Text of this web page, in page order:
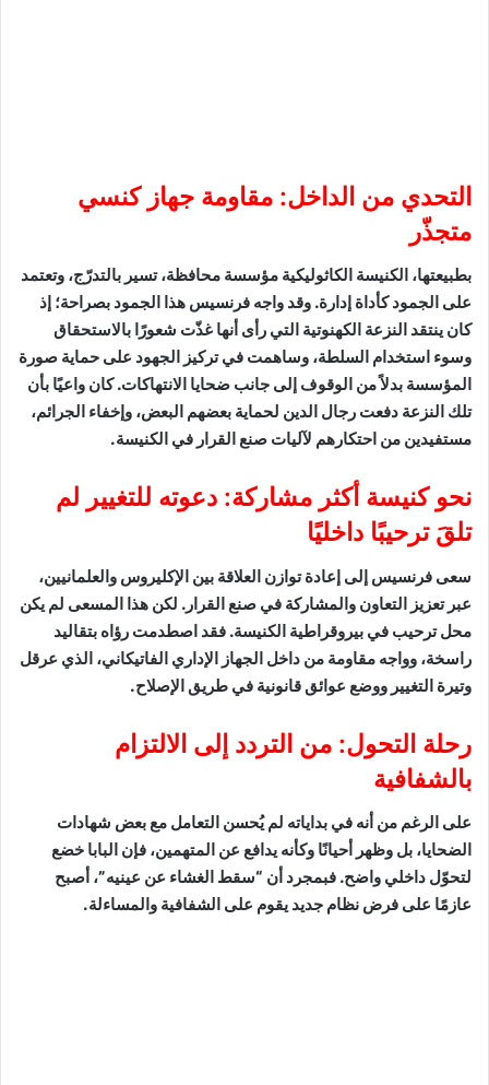
التحدي من الداخل: مقاومة جهاز كنسي
متجذّر
بطبيعتها، الكنيسة الكاثوليكية مؤسسة محافظة، تسير بالتدرّج، وتعتمد
على الجمود كأداة إدارة. وقد واجه فرنسيس هذا الجمود بصراحة؛ إذ
كان ينتقد النزعة الكهنوتية التي رأى أنها غذّت شعورًا بالاستحقاق
وسوء استخدام السلطة، وساهمت في تركيز الجهود على حماية صورة
المؤسسة بدلاً من الوقوف إلى جانب ضحايا الانتهاكات. كان واعيًا بأن
تلك النزعة دفعت رجال الدين لحماية بعضهم البعض، وإخفاء الجرائم،
مستفيدين من احتكارهم لآليات صنع القرار في الكنيسة.
نحو كنيسة أكثر مشاركة: دعوته للتغيير لم
تلقَ ترحيبًا داخليًا
سعى فرنسيس إلى إعادة توازن العلاقة بين الإكليروس والعلمانيين،
عبر تعزيز التعاون والمشاركة في صنع القرار. لكن هذا المسعى لم يكن
محل ترحيب في بيروقراطية الكنيسة. فقد اصطدمت رؤاه بتقاليد
راسخة، وواجه مقاومة من داخل الجهاز الإداري الفاتيكاني، الذي عرقل
وتيرة التغيير ووضع عوائق قانونية في طريق الإصلاح.
رحلة التحول: من التردد إلى الالتزام
بالشفافية
على الرغم من أنه في بداياته لم يُحسن التعامل مع بعض شهادات
الضحايا، بل وظهر أحيانًا وكأنه يدافع عن المتهمين، فإن البابا خضع
لتحوّل داخلي واضح. فبمجرد أن “سقط الغشاء عن عينيه”، أصبح
عازمًا على فرض نظام جديد يقوم على الشفافية والمساءلة.